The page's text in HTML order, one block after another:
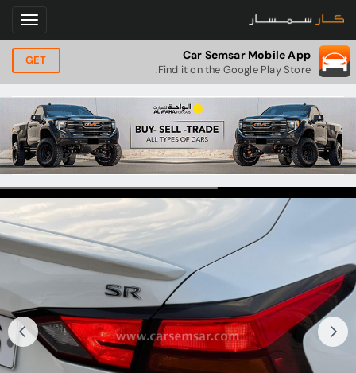
Car Semsar Mobile App
Find it on the Google Play Store.
GET